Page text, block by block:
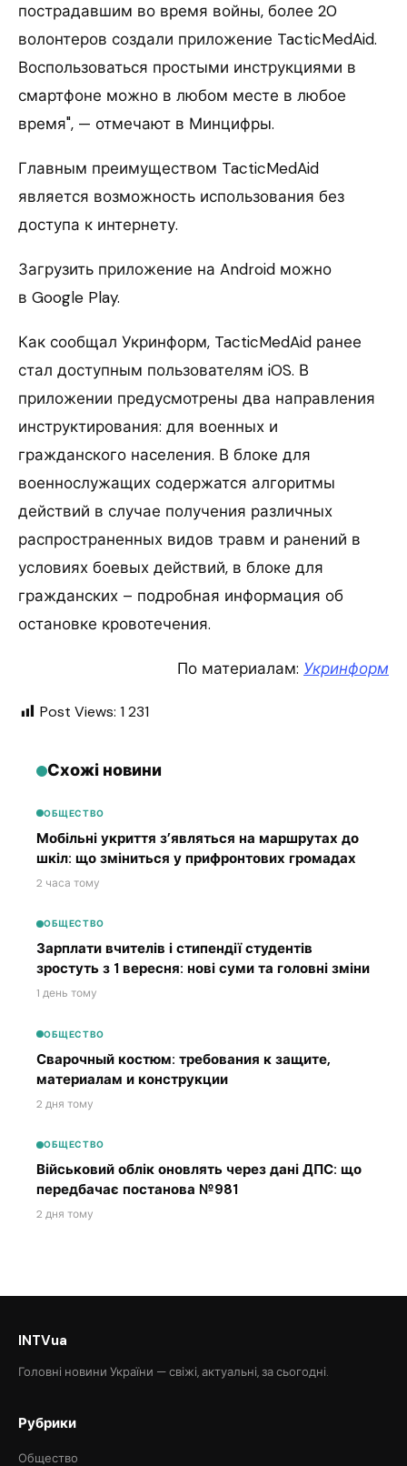
пострадавшим во время войны, более 20
волонтеров создали приложение TacticMedAid.
Воспользоваться простыми инструкциями в
смартфоне можно в любом месте в любое
время", — отмечают в Минцифры.
Главным преимуществом TacticMedAid
является возможность использования без
доступа к интернету.
Загрузить приложение на Android можно
в Google Play.
Как сообщал Укринформ, TacticMedAid ранее
стал доступным пользователям iOS. В
приложении предусмотрены два направления
инструктирования: для военных и
гражданского населения. В блоке для
военнослужащих содержатся алгоритмы
действий в случае получения различных
распространенных видов травм и ранений в
условиях боевых действий, в блоке для
гражданских – подробная информация об
остановке кровотечения.
По материалам: Укринформ
Post Views: 1 231
Схожі новини
ОБЩЕСТВО
Мобільні укриття з’являться на маршрутах до
шкіл: що зміниться у прифронтових громадах
2 часа тому
ОБЩЕСТВО
Зарплати вчителів і стипендії студентів
зростуть з 1 вересня: нові суми та головні зміни
1 день тому
ОБЩЕСТВО
Сварочный костюм: требования к защите,
материалам и конструкции
2 дня тому
ОБЩЕСТВО
Військовий облік оновлять через дані ДПС: що
передбачає постанова №981
2 дня тому
INTVua
Головні новини України — свіжі, актуальні, за сьогодні.
Рубрики
Общество